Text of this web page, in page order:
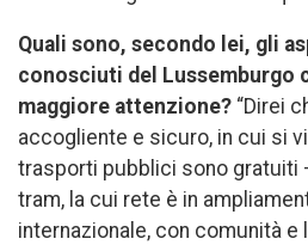
Quali sono, secondo lei, gli
conosciuti del Lussemburgo
maggiore attenzione? “Direi
accogliente e sicuro, in cui si
trasporti pubblici sono gratuiti
tram, la cui rete è in
internazionale, con comunità e